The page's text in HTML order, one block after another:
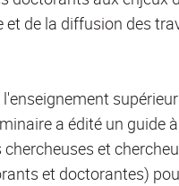
et de la diffusion des
a édité un guide à
et
et doctorantes)